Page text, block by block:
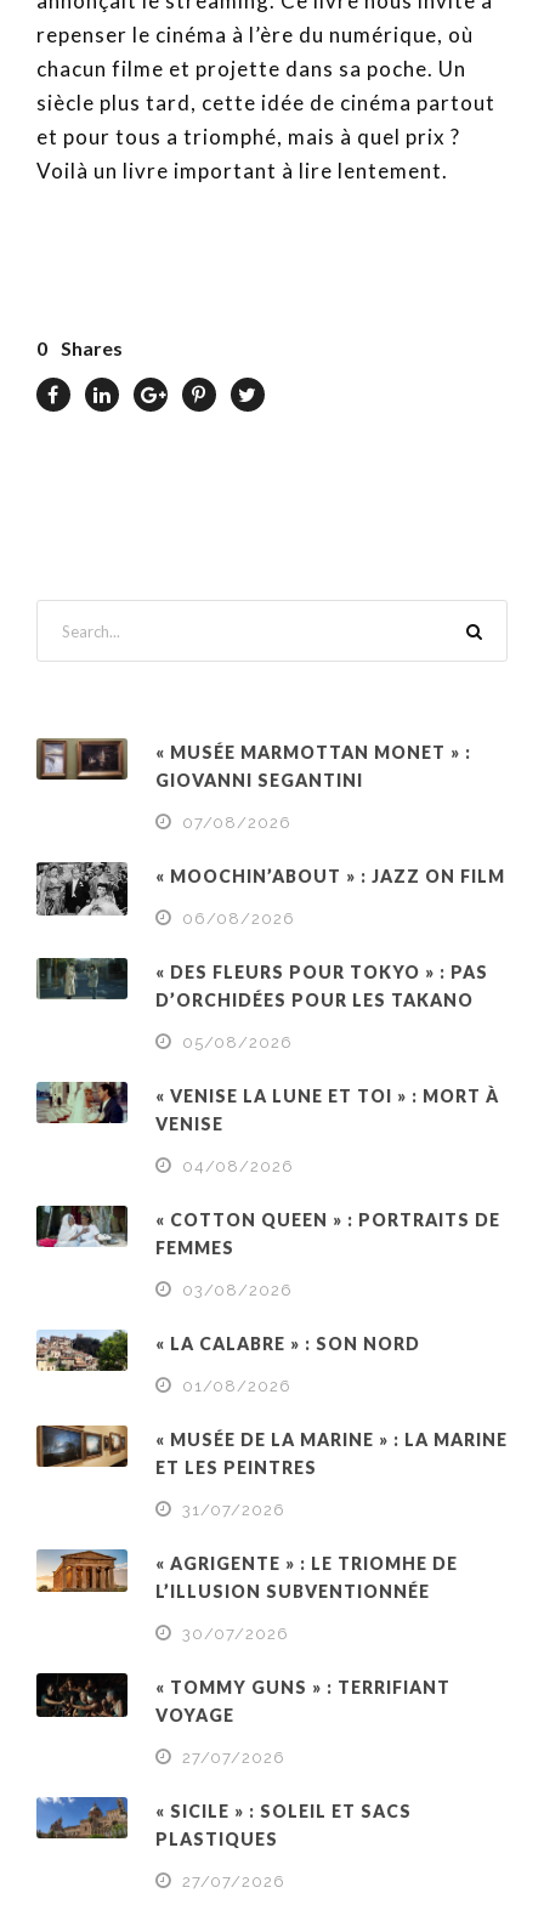
repenser le cinéma à l’ère du numérique, où
chacun filme et projette dans sa poche. Un
siècle plus tard, cette idée de cinéma partout
et pour tous a triomphé, mais à quel prix ?
Voilà un livre important à lire lentement.
0 Shares
« MUSÉE MARMOTTAN MONET » :
GIOVANNI SEGANTINI
07/08/2026
« MOOCHIN’ABOUT » : JAZZ ON FILM
06/08/2026
« DES FLEURS POUR TOKYO » : PAS
D’ORCHIDÉES POUR LES TAKANO
05/08/2026
« VENISE LA LUNE ET TOI » : MORT À
VENISE
04/08/2026
« COTTON QUEEN » : PORTRAITS DE
FEMMES
03/08/2026
« LA CALABRE » : SON NORD
01/08/2026
« MUSÉE DE LA MARINE » : LA MARINE
ET LES PEINTRES
31/07/2026
« AGRIGENTE » : LE TRIOMHE DE
L’ILLUSION SUBVENTIONNÉE
30/07/2026
« TOMMY GUNS » : TERRIFIANT
VOYAGE
27/07/2026
« SICILE » : SOLEIL ET SACS
PLASTIQUES
27/07/2026